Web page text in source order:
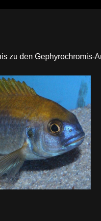
zu den Gephyrochromis-